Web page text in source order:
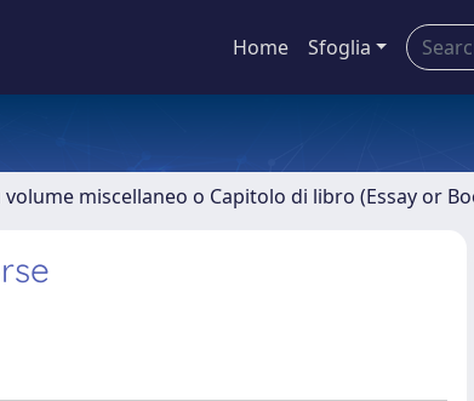
Home Sfoglia
volume miscellaneo o Capitolo di libro (Essay or